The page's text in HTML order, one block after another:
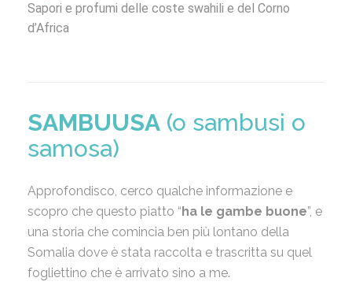
Sapori e profumi delle coste swahili e del Corno
d’Africa
SAMBUUSA (o sambusi o
samosa)
Approfondisco, cerco qualche informazione e
scopro che questo piatto “ha le gambe buone”, e
una storia che comincia ben più lontano della
Somalia dove è stata raccolta e trascritta su quel
fogliettino che è arrivato sino a me.